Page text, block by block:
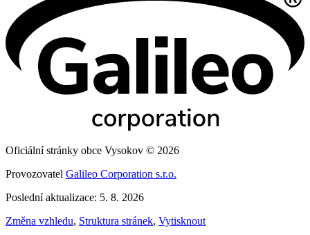
Oficiální stránky obce Vysokov © 2026
Provozovatel Galileo Corporation s.r.o.
Poslední aktualizace: 5. 8. 2026
Změna vzhledu, Struktura stránek, Vytisknout